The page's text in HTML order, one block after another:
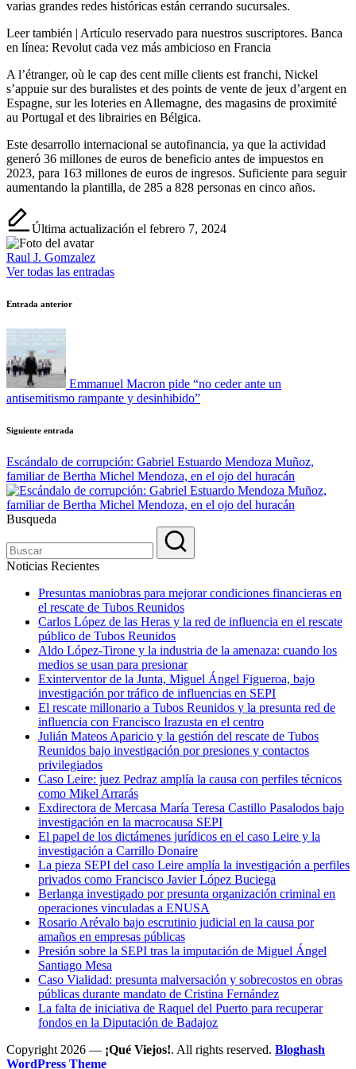
varias grandes redes históricas están cerrando sucursales.
Leer también | Artículo reservado para nuestros suscriptores. Banca
en línea: Revolut cada vez más ambicioso en Francia
A l’étranger, où le cap des cent mille clients est franchi, Nickel
s’appuie sur des buralistes et des points de vente de jeux d’argent en
Espagne, sur les loteries en Allemagne, des magasins de proximité
au Portugal et des librairies en Bélgica.
Este desarrollo internacional se autofinancia, ya que la actividad
generó 36 millones de euros de beneficio antes de impuestos en
2023, para 163 millones de euros de ingresos. Suficiente para seguir
aumentando la plantilla, de 285 a 828 personas en cinco años.
Última actualización el febrero 7, 2024
Raul J. Gomzalez
Ver todas las entradas
Navegación
de
entradas
Entrada anterior
Emmanuel Macron pide “no ceder ante un
antisemitismo rampante y desinhibido”
Siguiente entrada
Escándalo de corrupción: Gabriel Estuardo Mendoza Muñoz,
familiar de Bertha Michel Mendoza, en el ojo del huracán
Busqueda
Noticias Recientes
Presuntas maniobras para mejorar condiciones financieras en
el rescate de Tubos Reunidos
Carlos López de las Heras y la red de influencia en el rescate
público de Tubos Reunidos
Aldo López-Tirone y la industria de la amenaza: cuando los
medios se usan para presionar
Exinterventor de la Junta, Miguel Ángel Figueroa, bajo
investigación por tráfico de influencias en SEPI
El rescate millonario a Tubos Reunidos y la presunta red de
influencia con Francisco Irazusta en el centro
Julián Mateos Aparicio y la gestión del rescate de Tubos
Reunidos bajo investigación por presiones y contactos
privilegiados
Caso Leire: juez Pedraz amplía la causa con perfiles técnicos
como Mikel Arrarás
Exdirectora de Mercasa María Teresa Castillo Pasalodos bajo
investigación en la macrocausa SEPI
El papel de los dictámenes jurídicos en el caso Leire y la
investigación a Carrillo Donaire
La pieza SEPI del caso Leire amplía la investigación a perfiles
privados como Francisco Javier López Buciega
Berlanga investigado por presunta organización criminal en
operaciones vinculadas a ENUSA
Rosario Arévalo bajo escrutinio judicial en la causa por
amaños en empresas públicas
Presión sobre la SEPI tras la imputación de Miguel Ángel
Santiago Mesa
Caso Vialidad: presunta malversación y sobrecostos en obras
públicas durante mandato de Cristina Fernández
La falta de iniciativa de Raquel del Puerto para recuperar
fondos en la Diputación de Badajoz
Copyright 2026 — ¡Qué Viejos!. All rights reserved. Bloghash
WordPress Theme